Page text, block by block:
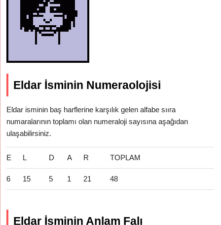
Eldar İsminin Numeraolojisi
Eldar isminin baş harflerine karşılık gelen alfabe sııra
numaralarının toplamı olan numeraloji sayısına aşağıdan
ulaşabilirsiniz.
E L D A R TOPLAM
6 15 5 1 21 48
Eldar İsminin Anlam Falı